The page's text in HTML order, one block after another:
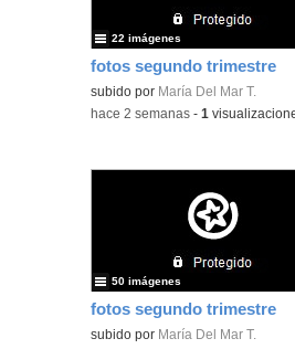
fotos segundo trimestre
Contenido educativo.
subido por María Del Mar T.
22 imágenes
-hace 2 semanas -1
fotos segundo trimestre
Contenido educativo.
subido por María Del Mar T.
50 imágenes